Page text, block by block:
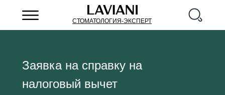
СТОМАТОЛОГИЯ-ЭКСПЕРТ
Заявка на справку на
налоговый вычет